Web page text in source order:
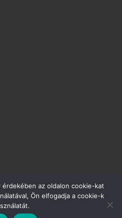
virágok, évelők, örökzöldek,
szobanövények termesztése,
az oldalon cookie-kat
Ön elfogadja a cookie-k